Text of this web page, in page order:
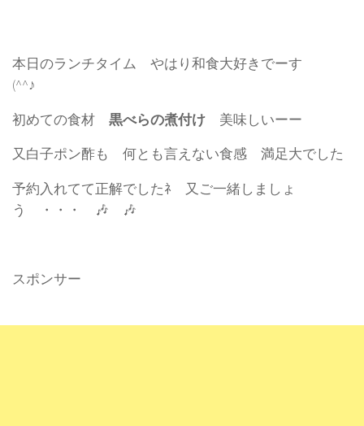
本日のランチタイム やはり和食大好きでーす
(^^♪
初めての食材 黒べらの煮付け 美味しいーー
又白子ポン酢も 何とも言えない食感 満足大でした
予約入れてて正解でしたﾈ 又ご一緒しましょ
う ・・・ 🎶 🎶
スポンサー